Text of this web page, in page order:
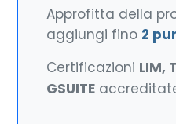
Approfitta della
aggiungi fino 2
Certificazioni LIM,
GSUITE